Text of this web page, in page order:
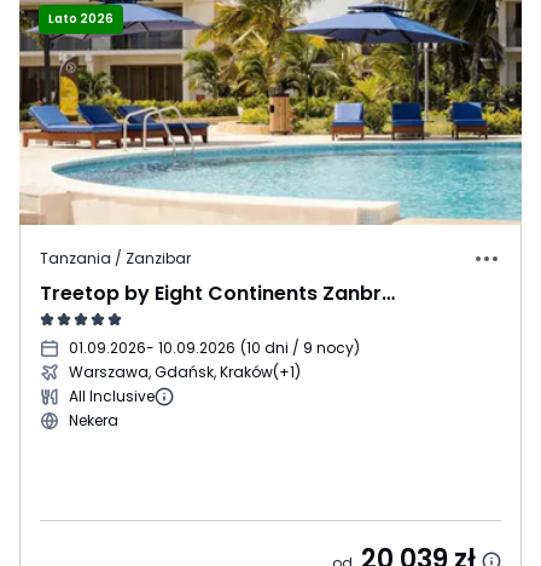
Lato 2026
Tanzania / Zanzibar
Treetop by Eight Continents Zanbreeze
01.09.2026- 10.09.2026 (10 dni / 9 nocy)
Warszawa, Gdańsk, Kraków(+1)
All Inclusive
Nekera